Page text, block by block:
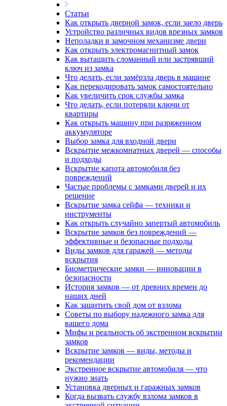
Статьи
Как открыть дверной замок, если заело дверь
Устройство различных видов врезных замков
Неполадки в замочном механизме двери
Как открыть электромагнитный замок
Как вытащить сломанный или застрявший
ключ из замка
Что делать, если замёрзла дверь в машине
Как перекодировать замок самостоятельно
Как увеличить срок службы замка
Что делать, если потеряли ключи от
квартиры
Как открыть машину при разряженном
аккумуляторе
Выбор замка для входной двери
Вскрытие межкомнатных дверей — способы
и подходы
Вскрытие капота автомобиля без
повреждений
Частые проблемы с замками дверей и их
решение
Вскрытие замка сейфа — техники и
инструменты
Как открыть случайно запертый автомобиль
Вскрытие замков без повреждений —
эффективные и безопасные подходы
Виды замков для гаражей — методы
вскрытия
Биометрические замки — инновации в
безопасности
История замков — от древних времен до
наших дней
Как защитить свой дом от взлома
Советы по выбору надежного замка для
вашего дома
Мифы и реальность об экстренном вскрытии
замков
Вскрытие замков — виды, методы и
рекомендации
Экстренное вскрытие автомобиля — что
нужно знать
Установка дверных и гаражных замков
Когда вызвать службу взлома замков в